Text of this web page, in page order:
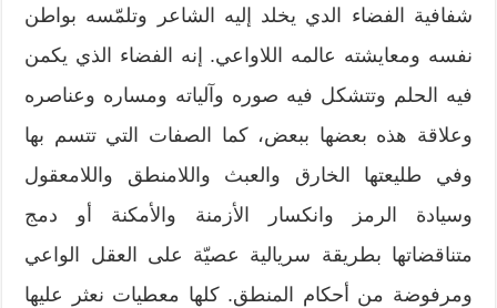
شفافية الفضاء الدي يخلد إليه الشاعر وتلمّسه بواطن
نفسه ومعايشته عالمه اللاواعي. إنه الفضاء الذي يكمن
فيه الحلم وتتشكل فيه صوره وآلياته ومساره وعناصره
وعلاقة هذه بعضها ببعض، كما الصفات التي تتسم بها
وفي طليعتها الخارق والعبث واللامنطق واللامعقول
وسيادة الرمز وانكسار الأزمنة والأمكنة أو دمج
متناقضاتها بطريقة سريالية عصيّة على العقل الواعي
ومرفوضة من أحكام المنطق. كلها معطيات نعثر عليها